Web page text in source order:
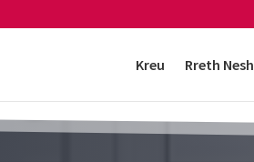
Kreu Rreth Nesh